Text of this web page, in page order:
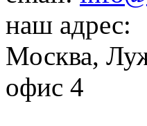
наш адрес:
Москва,
офис 4